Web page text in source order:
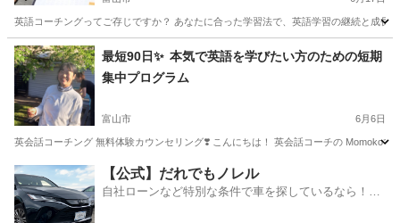
英語コーチングってご存じですか？ あなたに合った学習法で、英語学習の継続と成
富山 富山市 英語/基礎英語 セッション
最短90日✨ 本気で英語を学びたい方のための短期
集中プログラム
富山市 6月6日
英会話コーチング 無料体験カウンセリング❣️ こんにちは！ 英会話コーチの Momoko
富山 富山市 英語 コーチング
【公式】だれでもノレル
自社ローンなど特別な条件で車を探しているなら！金